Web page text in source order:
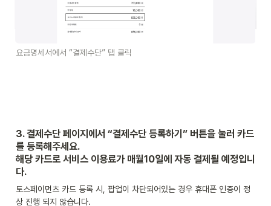
요금명세서에서 “결제수단” 탭 클릭
3. 결제수단 페이지에서 “결제수단 등록하기” 버튼을 눌러 카드
를 등록해주세요.
해당 카드로 서비스 이용료가 매월10일에 자동 결제될 예정입니
다.
토스페이먼츠 카드 등록 시, 팝업이 차단되어있는 경우 휴대폰 인증이 정